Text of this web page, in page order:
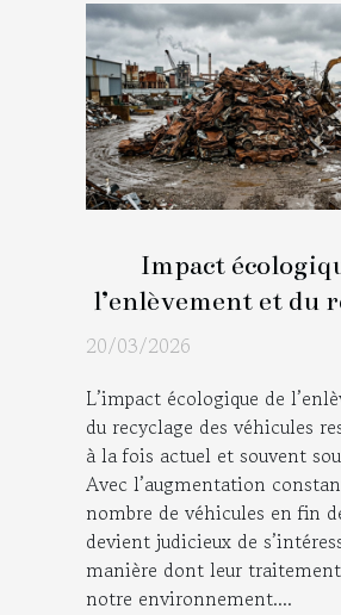
Impact
l’enlèvement et du
des véhicules
20/03/2026
L’impact écologique de
du recyclage des véhicules
à la fois actuel et souvent
Avec l’augmentation
nombre de véhicules en fin
devient judicieux de
manière dont leur
notre environnement....